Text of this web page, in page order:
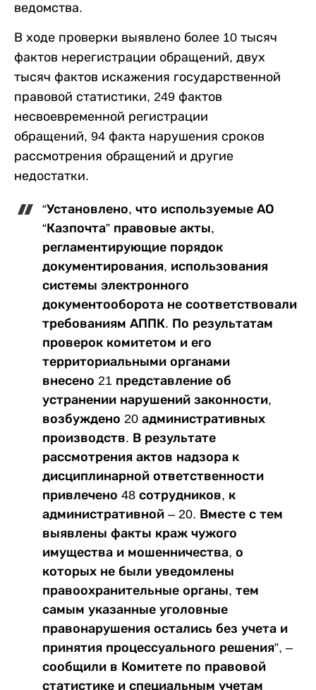
ведомства.
В ходе проверки выявлено более 10 тысяч
фактов нерегистрации обращений, двух
тысяч фактов искажения государственной
правовой статистики, 249 фактов
несвоевременной регистрации
обращений, 94 факта нарушения сроков
рассмотрения обращений и другие
недостатки.
“Установлено, что используемые АО
“Казпочта” правовые акты,
регламентирующие порядок
документирования, использования
системы электронного
документооборота не соответствовали
требованиям АППК. По результатам
проверок комитетом и его
территориальными органами
внесено 21 представление об
устранении нарушений законности,
возбуждено 20 административных
производств. В результате
рассмотрения актов надзора к
дисциплинарной ответственности
привлечено 48 сотрудников, к
административной – 20. Вместе с тем
выявлены факты краж чужого
имущества и мошенничества, о
которых не были уведомлены
правоохранительные органы, тем
самым указанные уголовные
правонарушения остались без учета и
принятия процессуального решения”, –
сообщили в Комитете по правовой
статистике и специальным учетам